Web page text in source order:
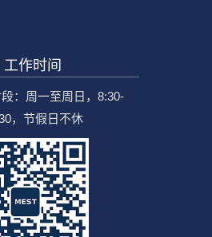
工作时间
：周一至周日，8:30-
，节假日不休